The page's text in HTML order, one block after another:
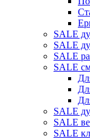
SALE
SALE
SALE
SALE
SALE
SALE
SALE